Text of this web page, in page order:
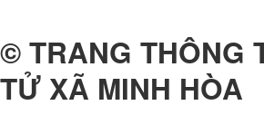
© TRANG THÔNG
TỬ XÃ MINH HÒA